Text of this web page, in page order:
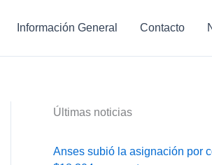
Información General Contacto
Últimas noticias
Anses subió la asignación por